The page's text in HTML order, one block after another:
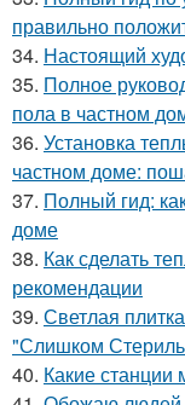
правильно
34. Настоящий
35. Полное
пола в частном
36. Установка
частном доме:
37. Полный гид:
доме
38. Как сделать
рекомендации
39. Светлая
"Слишком
40. Какие станции